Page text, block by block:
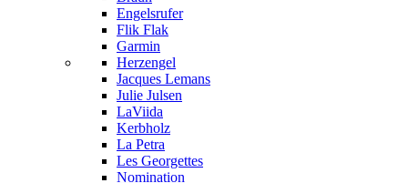
Engelsrufer
Flik Flak
Garmin
Herzengel
Jacques Lemans
Julie Julsen
LaViida
Kerbholz
La Petra
Les Georgettes
Nomination